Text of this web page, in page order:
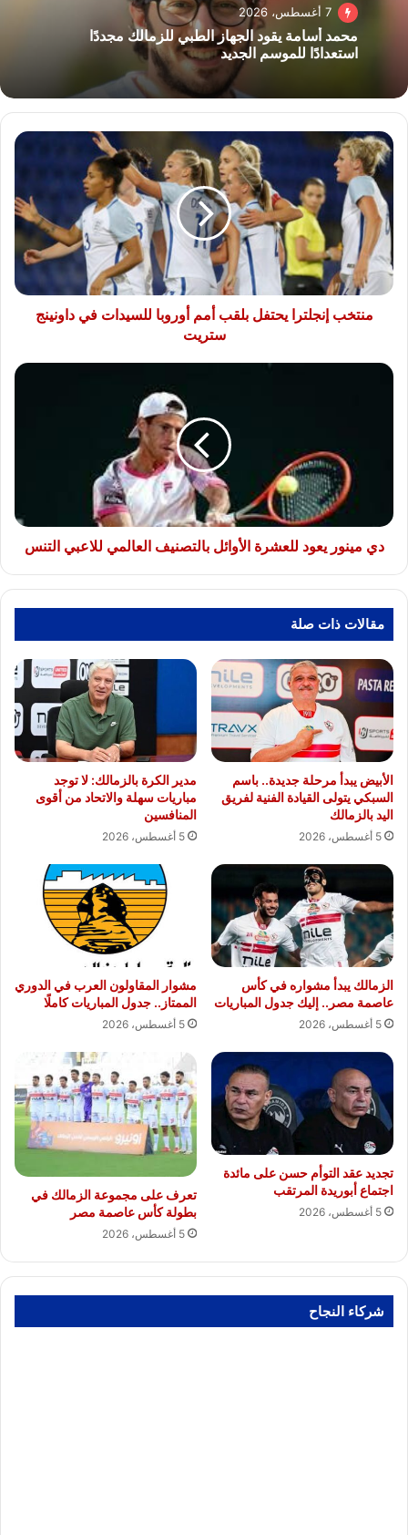
7 أغسطس، 2026
محمد أسامة يقود الجهاز الطبي للزمالك مجددًا
استعدادًا للموسم الجديد
منتخب
إنجلترا
يحتفل
بلقب
أمم
أوروبا
للسيدات
في
داونينج
ستريتمنتخب إنجلترا يحتفل بلقب أمم أوروبا للسيدات في داونينج
ستريت
دي
بالتصنيف
التنس
دي مينور يعود للعشرة الأوائل بالتصنيف العالمي للاعبي التنس
مقالات ذات صلة
الأبيض يبدأ مرحلة جديدة.. باسم
السبكي يتولى القيادة الفنية لفريق
اليد بالزمالك
5 أغسطس، 2026
مدير الكرة بالزمالك: لا توجد
مباريات سهلة والاتحاد من أقوى
المنافسين
5 أغسطس، 2026
الزمالك يبدأ مشواره في كأس
عاصمة مصر.. إليك جدول المباريات
5 أغسطس، 2026
مشوار المقاولون العرب في الدوري
الممتاز.. جدول المباريات كاملًا
5 أغسطس، 2026
تجديد عقد التوأم حسن على مائدة
اجتماع أبوريدة المرتقب
5 أغسطس، 2026
تعرف على مجموعة الزمالك في
بطولة كأس عاصمة مصر
5 أغسطس، 2026
شركاء النجاح